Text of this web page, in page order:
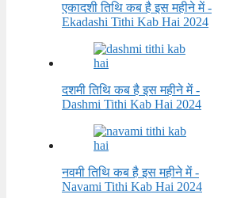
एकादशी तिथि कब है इस महीने में -
Ekadashi Tithi Kab Hai 2024
दशमी तिथि कब है इस महीने में -
Dashmi Tithi Kab Hai 2024
नवमी तिथि कब है इस महीने में -
Navami Tithi Kab Hai 2024